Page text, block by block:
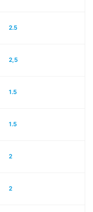
2.5
2,5
1.5
1.5
2
2